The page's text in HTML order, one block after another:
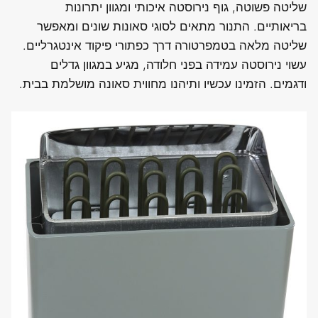
שליטה פשוטה, גוף נירוסטה איכותי ומגוון יתרונות
בריאותיים. התנור מתאים לסוגי סאונות שונים ומאפשר
שליטה מלאה בטמפרטורה דרך כפתורי פיקוד אינטגרליים.
עשוי נירוסטה עמידה בפני חלודה, מגיע במגוון גדלים
ודגמים. הזמינו עכשיו ותיהנו מחווית סאונה מושלמת בבית.